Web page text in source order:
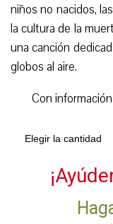
niños no nacidos,
la cultura de la
una canción
globos al aire.
Con